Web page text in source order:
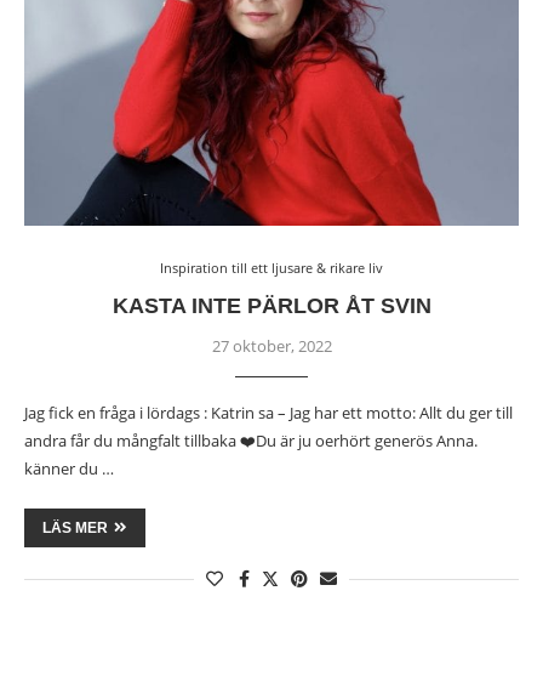
Inspiration till ett ljusare & rikare liv
KASTA INTE PÄRLOR ÅT SVIN
27 oktober, 2022
Jag fick en fråga i lördags : Katrin sa – Jag har ett motto: Allt du ger till
andra får du mångfalt tillbaka ❤️Du är ju oerhört generös Anna.
känner du …
LÄS MER